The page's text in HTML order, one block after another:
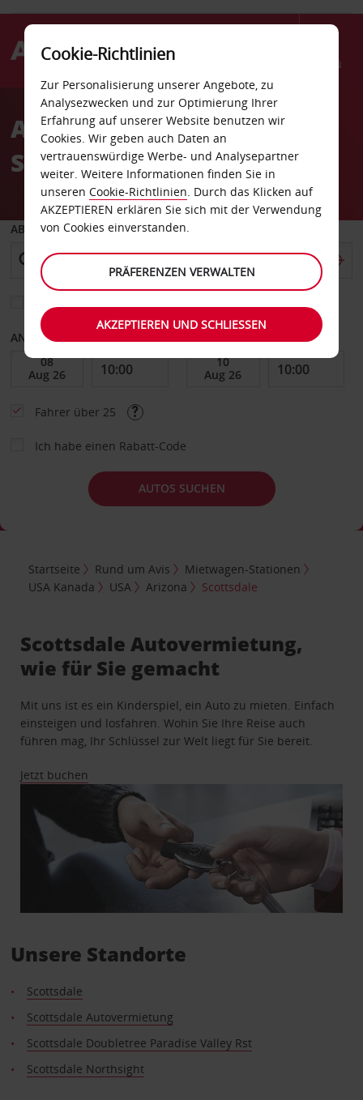
Menü
AvisAutovermietung
Scottsdale
ABHOLEN VON
ANFANGSDATUM
Fahrer über 25
Ich habe einen Rabatt-Code
AUTOS SUCHEN
Startseite Rund um Avis
Mietwagen-Stationen
USA Kanada
USA Arizona Scottsdale
Scottsdale Autovermietung,
wie für Sie gemacht
Mit uns ist es ein Kinderspiel, ein Auto zu mieten. Einfach
einsteigen und losfahren. Wohin Sie Ihre Reise auch
führen mag, Ihr Schlüssel zur Welt liegt für Sie bereit.
Jetzt buchen
Unsere Standorte
Scottsdale
Scottsdale Autovermietung
Scottsdale Doubletree Paradise Valley Rst
Scottsdale Northsight
Cookie-Richtlinien
Zur Personalisierung unserer Angebote, zu
Analysezwecken und zur Optimierung Ihrer
Erfahrung auf unserer Website benutzen wir
Cookies. Wir geben auch Daten an
vertrauenswürdige Werbe- und Analysepartner
weiter. Weitere Informationen finden Sie in
unseren Cookie-Richtlinien. Durch das Klicken auf
AKZEPTIEREN erklären Sie sich mit der Verwendung
von Cookies einverstanden.
PRÄFERENZEN VERWALTEN
AKZEPTIEREN UND SCHLIESSEN